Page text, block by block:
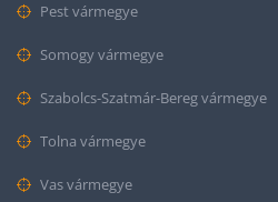
Pest vármegye
Somogy vármegye
Szabolcs-Szatmár-Bereg vármegye
Tolna vármegye
Vas vármegye